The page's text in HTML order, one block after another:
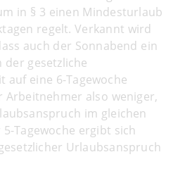
in § 3 einen Mindesturlaub
regelt. Verkannt wird
auch der Sonnabend ein
gesetzliche
auf eine 6-Tagewoche
Arbeitnehmer also weniger,
im gleichen
Tagewoche ergibt sich
Urlaubsanspruch